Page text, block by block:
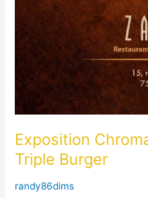
Exposition
Triple Burger
randy86dims